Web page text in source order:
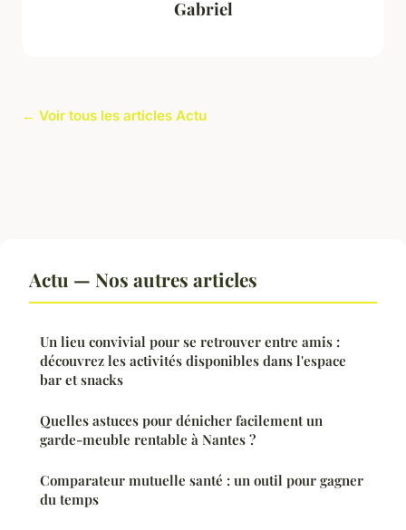
Gabriel
← Voir tous les articles Actu
Actu — Nos autres articles
Un lieu convivial pour se retrouver entre amis :
découvrez les activités disponibles dans l'espace
bar et snacks
Quelles astuces pour dénicher facilement un
garde-meuble rentable à Nantes ?
Comparateur mutuelle santé : un outil pour gagner
du temps